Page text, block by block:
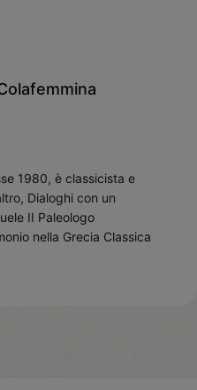
1980, è classicista e
Dialoghi con un
II Paleologo
nella Grecia Classica